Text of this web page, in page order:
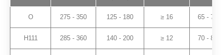
O 275 - 350 125 - 180 ≥ 16 65 - 75
H111 285 - 360 140 - 200 ≥ 12 70 - 80